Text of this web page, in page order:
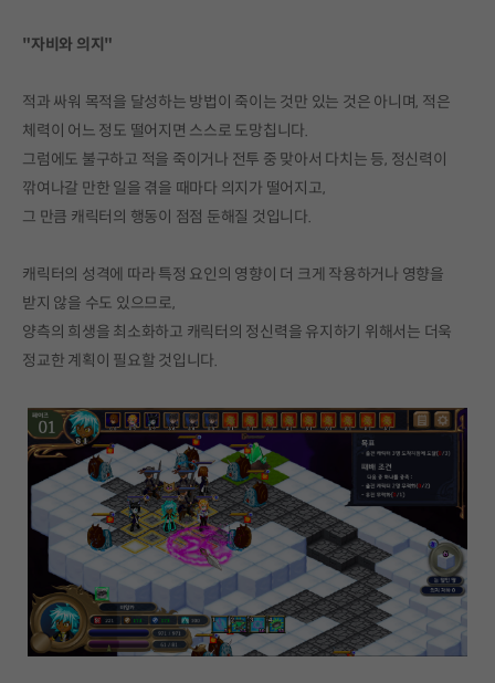
"자비와 의지"
적과 싸워 목적을 달성하는 방법이 죽이는 것만 있는 것은 아니며, 적은
체력이 어느 정도 떨어지면 스스로 도망칩니다.
그럼에도 불구하고 적을 죽이거나 전투 중 맞아서 다치는 등, 정신력이
깎여나갈 만한 일을 겪을 때마다 의지가 떨어지고,
그 만큼 캐릭터의 행동이 점점 둔해질 것입니다.
캐릭터의 성격에 따라 특정 요인의 영향이 더 크게 작용하거나 영향을
받지 않을 수도 있으므로,
양측의 희생을 최소화하고 캐릭터의 정신력을 유지하기 위해서는 더욱
정교한 계획이 필요할 것입니다.